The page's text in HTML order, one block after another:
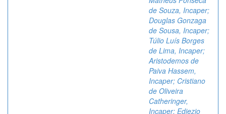
de Souza, Incaper;
Douglas Gonzaga
de Sousa, Incaper;
Túlio Luís Borges
de Lima, Incaper;
Aristodemos de
Paiva Hassem,
Incaper; Cristiano
de Oliveira
Catheringer,
Incaper; Ediezio